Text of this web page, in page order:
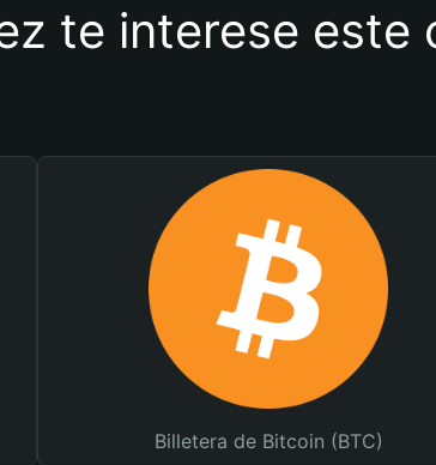
te interese este
Billetera de Bitcoin (BTC)